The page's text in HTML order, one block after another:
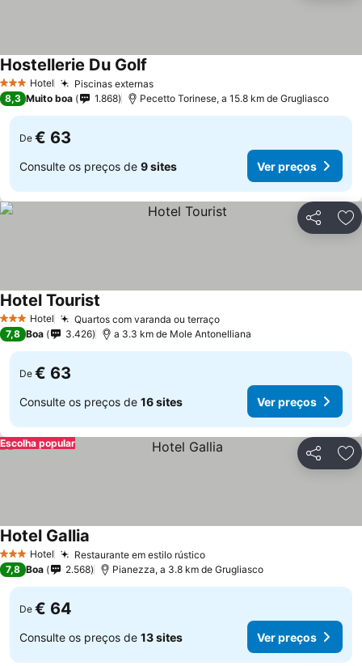
3 EstrelasHotel Piscinas externasVer preços
Hostellerie Du Golf
8,3 Muito boa 1.868 Pecetto Torinese, a 15.8 km de Grugliasco
De € 63
Consulte os preços de 9 sites Ver preços
Partilhar
3 EstrelasHotel Quartos com varanda ou terraçoVer preços
Hotel Tourist
7,8 Boa 3.426 a 3.3 km de Mole Antonelliana
De € 63
Consulte os preços de 16 sites Ver preços
Partilhar
Escolha popular
3 EstrelasHotel Restaurante em estilo rústicoVer preços
Hotel Gallia
7,8 Boa 2.568 Pianezza, a 3.8 km de Grugliasco
De € 64
Consulte os preços de 13 sites Ver preços